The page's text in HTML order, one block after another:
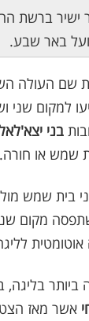
ישיר ברשת
באר שבע.
שם העולה
שני
בני
שמש או חורה.
בית שמש מול
מקום
אשר מאז